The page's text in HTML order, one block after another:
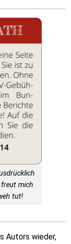
mich
tut!
Autors wieder,